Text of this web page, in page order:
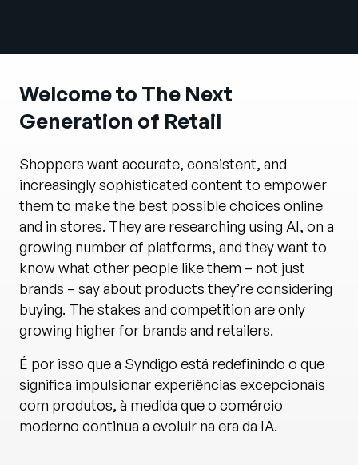
Welcome to The Next
Generation of Retail
Shoppers want accurate, consistent, and
increasingly sophisticated content to empower
them to make the best possible choices online
and in stores. They are researching using AI, on a
growing number of platforms, and they want to
know what other people like them – not just
brands – say about products they’re considering
buying. The stakes and competition are only
growing higher for brands and retailers.
É por isso que a Syndigo está redefinindo o que
significa impulsionar experiências excepcionais
com produtos, à medida que o comércio
moderno continua a evoluir na era da IA.